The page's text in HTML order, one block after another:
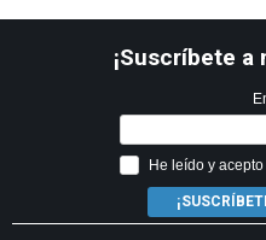
¡Suscríbete
He leído y